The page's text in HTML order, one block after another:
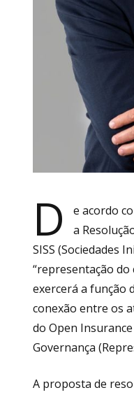
D e acordo
a
SISS (Sociedades
“representação do
exercerá a função
conexão entre os
do Open
Governança
A proposta de